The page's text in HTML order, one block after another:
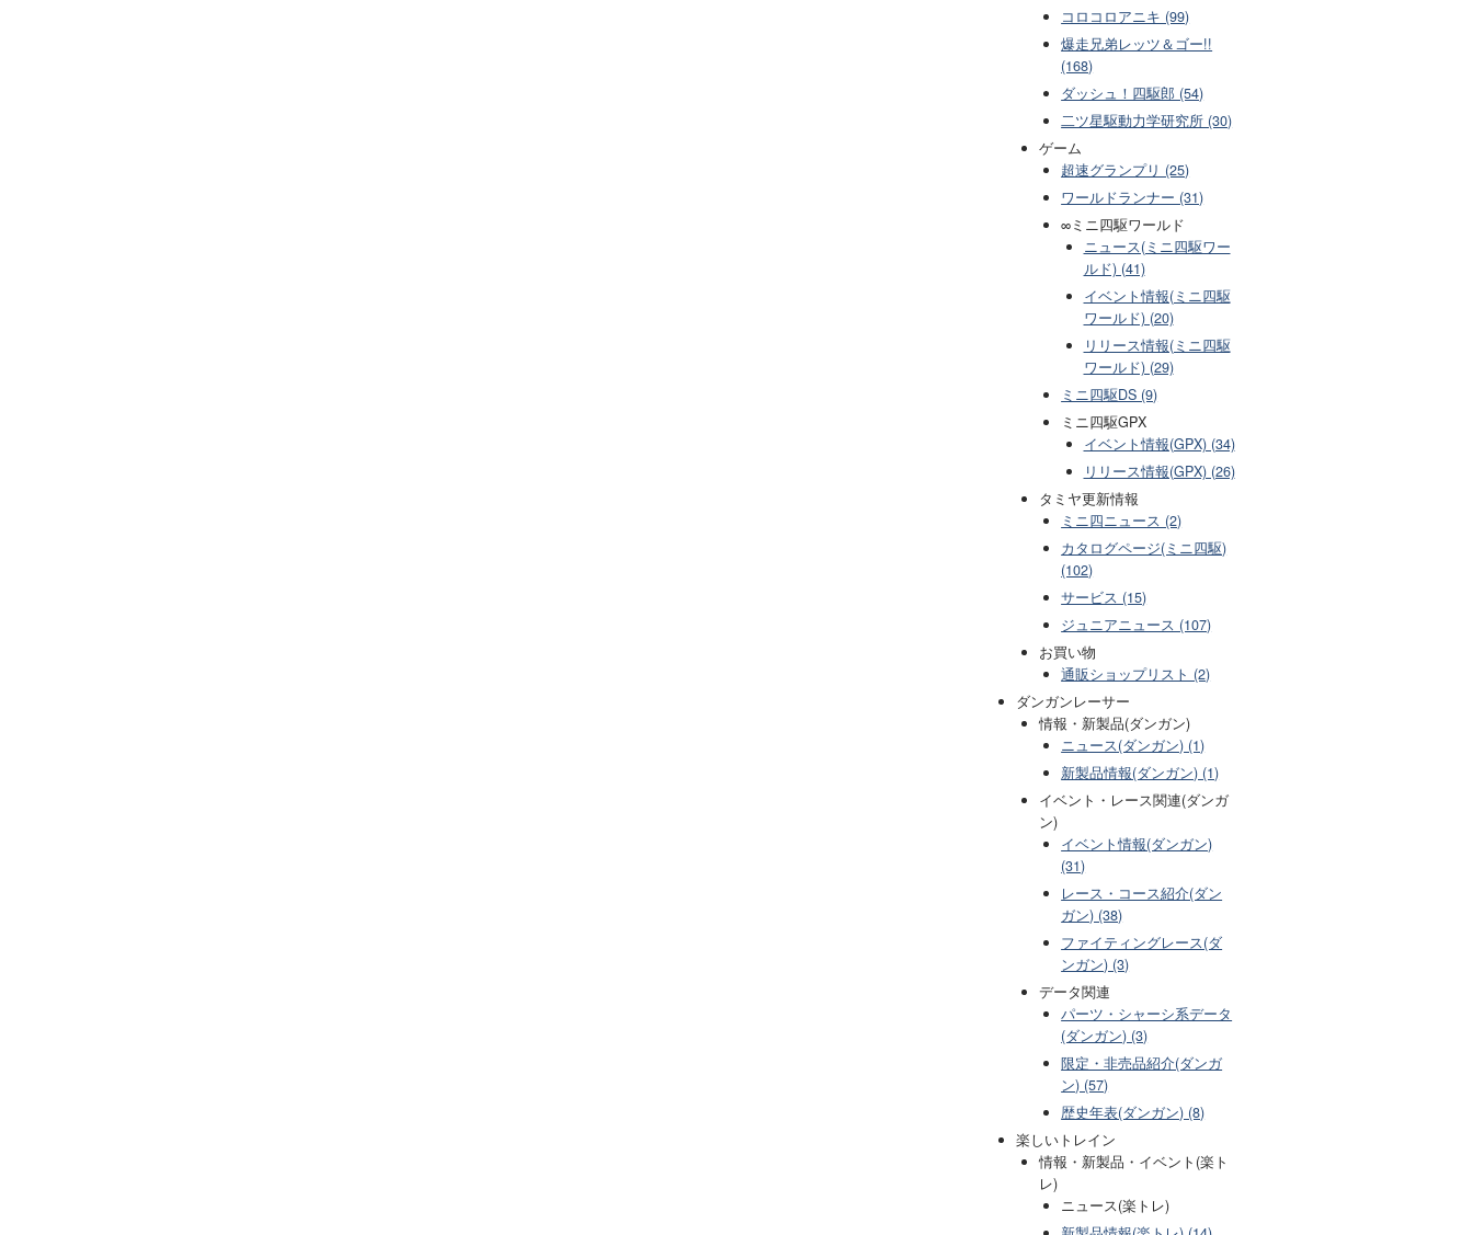
コロコロアニキ (99)
爆走兄弟レッツ＆ゴー!!
(168)
ダッシュ！四駆郎 (54)
二ツ星駆動力学研究所 (30)
ゲーム
超速グランプリ (25)
ワールドランナー (31)
∞ミニ四駆ワールド
ニュース(ミニ四駆ワー
ルド) (41)
イベント情報(ミニ四駆
ワールド) (20)
リリース情報(ミニ四駆
ワールド) (29)
ミニ四駆DS (9)
ミニ四駆GPX
イベント情報(GPX) (34)
リリース情報(GPX) (26)
タミヤ更新情報
ミニ四ニュース (2)
カタログページ(ミニ四駆)
(102)
サービス (15)
ジュニアニュース (107)
お買い物
通販ショップリスト (2)
ダンガンレーサー
情報・新製品(ダンガン)
ニュース(ダンガン) (1)
新製品情報(ダンガン) (1)
イベント・レース関連(ダンガ
ン)
イベント情報(ダンガン)
(31)
レース・コース紹介(ダン
ガン) (38)
ファイティングレース(ダ
ンガン) (3)
データ関連
パーツ・シャーシ系データ
(ダンガン) (3)
限定・非売品紹介(ダンガ
ン) (57)
歴史年表(ダンガン) (8)
楽しいトレイン
情報・新製品・イベント(楽ト
レ)
ニュース(楽トレ)